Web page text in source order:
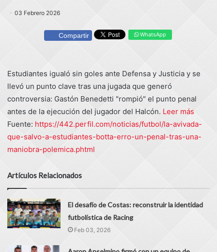
03 Febrero 2026
Compartir WhatsApp
Estudiantes igualó sin goles ante Defensa y Justicia y se
llevó un punto clave tras una jugada que generó
controversia: Gastón Benedetti "rompió" el punto penal
antes de la ejecución del jugador del Halcón. Leer más
Fuente: https://442.perfil.com/noticias/futbol/la-avivada-
que-salvo-a-estudiantes-botta-erro-un-penal-tras-una-
maniobra-polemica.phtml
Artículos Relacionados
El desafío de Costas: reconstruir la identidad
futbolística de Racing
Feb 03, 2026